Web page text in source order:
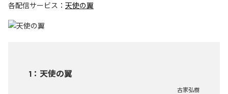
各配信サービス： 天使の翼
1 ： 天使の翼
古家弘樹